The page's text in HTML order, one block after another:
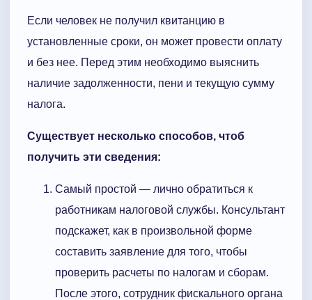
Если человек не получил квитанцию в
установленные сроки, он может провести оплату
и без нее. Перед этим необходимо выяснить
наличие задолженности, пени и текущую сумму
налога.
Существует несколько способов, чтоб
получить эти сведения:
Самый простой — лично обратиться к
работникам налоговой службы. Консультант
подскажет, как в произвольной форме
составить заявление для того, чтобы
проверить расчеты по налогам и сборам.
После этого, сотрудник фискального органа